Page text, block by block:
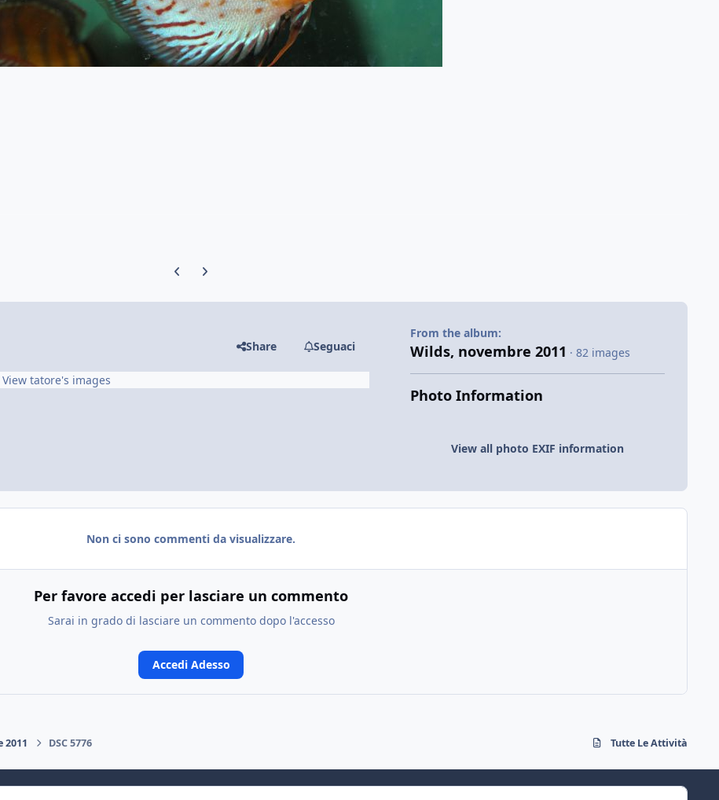
Previous carousel slide
Next carousel slide
Share Seguaci
View tatore's images
From the album:
Wilds, novembre 2011 · 82 images
Photo Information
View all photo EXIF information
Non ci sono commenti da visualizzare.
Per favore accedi per lasciare un commento
Sarai in grado di lasciare un commento dopo l'accesso
Accedi Adesso
2011 DSC 5776 Tutte Le Attività